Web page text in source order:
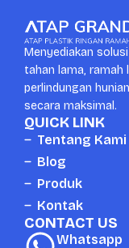
Menyediakan
tahan lama, ramah
perlindungan
secara maksimal.
QUICK LINK
Tentang Kami
Blog
Produk
Kontak
CONTACT US
Whatsapp